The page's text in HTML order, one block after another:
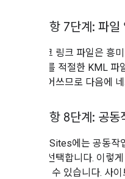
선택사항 7단계: 파
네트워크 링크 파일은 흥
경우 이를 적절한 KML
으로 덮어쓰므로 다음에
선택사항 8단계: 공동
Google Sites에는 공동
관리를 선택합니다. 이렇
용)을 할 수 있습니다. 사